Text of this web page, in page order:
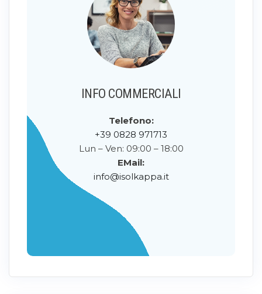
INFO COMMERCIALI
Telefono:
+39 0828 971713
Lun – Ven: 09:00 – 18:00
EMail:
info@isolkappa.it